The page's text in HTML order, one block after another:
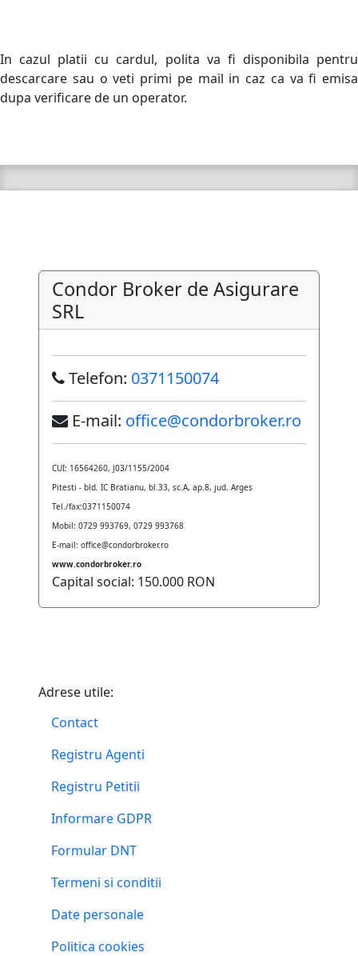
In cazul platii cu cardul, polita va fi disponibila pentru
descarcare sau o veti primi pe mail in caz ca va fi emisa
dupa verificare de un operator.
Condor Broker de Asigurare
SRL
Telefon: 0371150074
E-mail: office@condorbroker.ro
CUI: 16564260, J03/1155/2004
Pitesti - bld. IC Bratianu, bl.33, sc.A, ap.8, jud. Arges
Tel./fax:0371150074
Mobil: 0729 993769, 0729 993768
E-mail: office@condorbroker.ro
www.condorbroker.ro
Capital social: 150.000 RON
Adrese utile:
Contact
Registru Agenti
Registru Petitii
Informare GDPR
Formular DNT
Termeni si conditii
Date personale
Politica cookies